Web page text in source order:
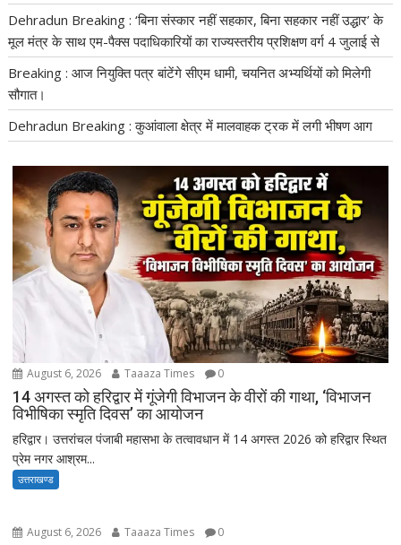
Dehradun Breaking : ‘बिना संस्कार नहीं सहकार, बिना सहकार नहीं उद्धार’ के
मूल मंत्र के साथ एम-पैक्स पदाधिकारियों का राज्यस्तरीय प्रशिक्षण वर्ग 4 जुलाई से
Breaking : आज नियुक्ति पत्र बांटेंगे सीएम धामी, चयनित अभ्यर्थियों को मिलेगी
सौगात।
Dehradun Breaking : कुआंवाला क्षेत्र में मालवाहक ट्रक में लगी भीषण आग
August 6, 2026 Taaaza Times 0
14 अगस्त को हरिद्वार में गूंजेगी विभाजन के वीरों की गाथा, ‘विभाजन
विभीषिका स्मृति दिवस’ का आयोजन
हरिद्वार। उत्तरांचल पंजाबी महासभा के तत्वावधान में 14 अगस्त 2026 को हरिद्वार स्थित
प्रेम नगर आश्रम...
उत्तराखण्ड
August 6, 2026 Taaaza Times 0